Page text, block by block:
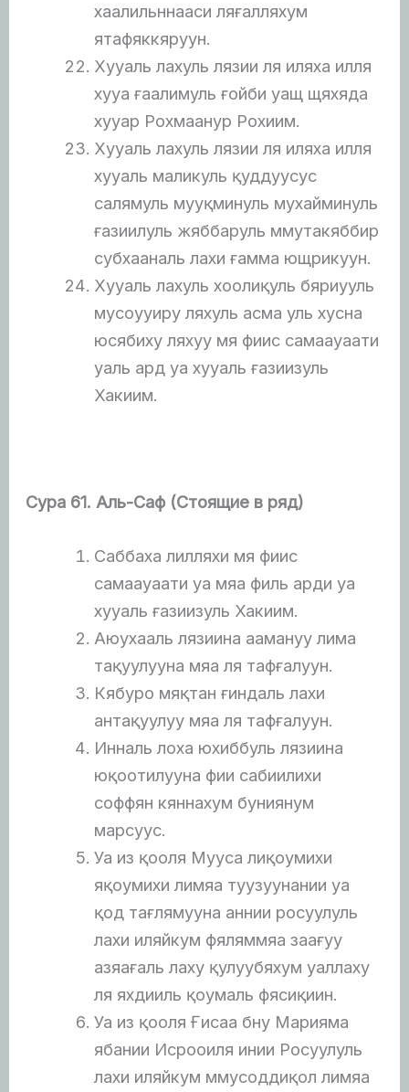
хаалильннааси ляғалляхум
ятафяккяруун.
Хууаль лахуль лязии ля иляха илля
хууа ғаалимуль ғойби уащ щяхяда
хууар Рохмаанур Рохиим.
Хууаль лахуль лязии ля иляха илля
хууаль маликуль қуддуусус
салямуль мууқминуль мухайминуль
ғазиилуль жяббаруль ммутакяббир
субхааналь лахи ғамма ющрикуун.
Хууаль лахуль хоолиқуль бяриууль
мусоууиру ляхуль асма уль хусна
юсябиху ляхуу мя фиис самаауаати
уаль ард уа хууаль ғазиизуль
Хакиим.
Сура 61. Аль-Саф (Стоящие в ряд)
Саббаха лилляхи мя фиис
самаауаати уа мяа филь арди уа
хууаль ғазиизуль Хакиим.
Аюухааль лязиина аамануу лима
тақуулууна мяа ля тафғалуун.
Кябуро мяқтан ғиндаль лахи
антақуулуу мяа ля тафғалуун.
Инналь лоха юхиббуль лязиина
юқоотилууна фии сабиилихи
соффян кяннахум буниянум
марсуус.
Уа из қооля Мууса лиқоумихи
яқоумихи лимяа туузуунании уа
қод тағлямууна аннии росуулуль
лахи иляйкум фяляммяа заағуу
азяағаль лаху қулуубяхум уаллаху
ля яхдииль қоумаль фясиқиин.
Уа из қооля Ғисаа бну Марияма
ябании Исрооиля инии Росуулуль
лахи иляйкум ммусоддиқол лимяа